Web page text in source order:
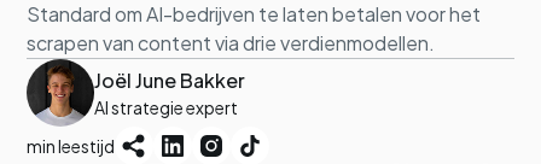
Standard om AI-bedrijven te laten betalen voor het
scrapen van content via drie verdienmodellen.
Joël June Bakker
AI strategie expert
min leestijd